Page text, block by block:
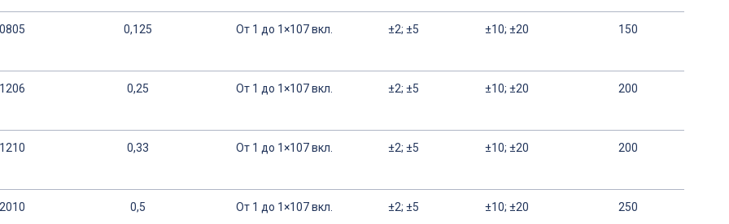
0805 0,125 От 1 до 1×107 вкл. ±2; ±5 ±10; ±20 150
1206 0,25 От 1 до 1×107 вкл. ±2; ±5 ±10; ±20 200
1210 0,33 От 1 до 1×107 вкл. ±2; ±5 ±10; ±20 200
2010 0,5 От 1 до 1×107 вкл. ±2; ±5 ±10; ±20 250